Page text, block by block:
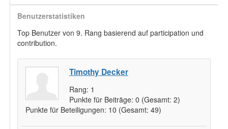
Benutzerstatistiken
Top Benutzer von 9. Rang basierend auf participation und
contribution.
Timothy Decker
Rang: 1
Punkte für Beiträge: 0 (Gesamt: 2)
Punkte für Beteiligungen: 10 (Gesamt: 49)